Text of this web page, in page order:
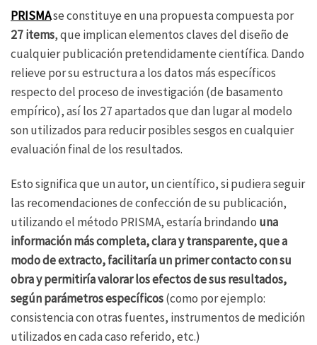
PRISMAse constituye en una propuesta compuesta por
27 items, que implican elementos claves del diseño de
cualquier publicación pretendidamente científica. Dando
relieve por su estructura a los datos más específicos
respecto del proceso de investigación (de basamento
empírico), así los 27 apartados que dan lugar al modelo
son utilizados para reducir posibles sesgos en cualquier
evaluación final de los resultados.
Esto significa que un autor, un científico, si pudiera seguir
las recomendaciones de confección de su publicación,
utilizando el método PRISMA, estaría brindando una
información más completa, clara y transparente, que a
modo de extracto, facilitaría un primer contacto con su
obra y permitiría valorar los efectos de sus resultados,
según parámetros específicos(como por ejemplo:
consistencia con otras fuentes, instrumentos de medición
utilizados en cada caso referido, etc.)